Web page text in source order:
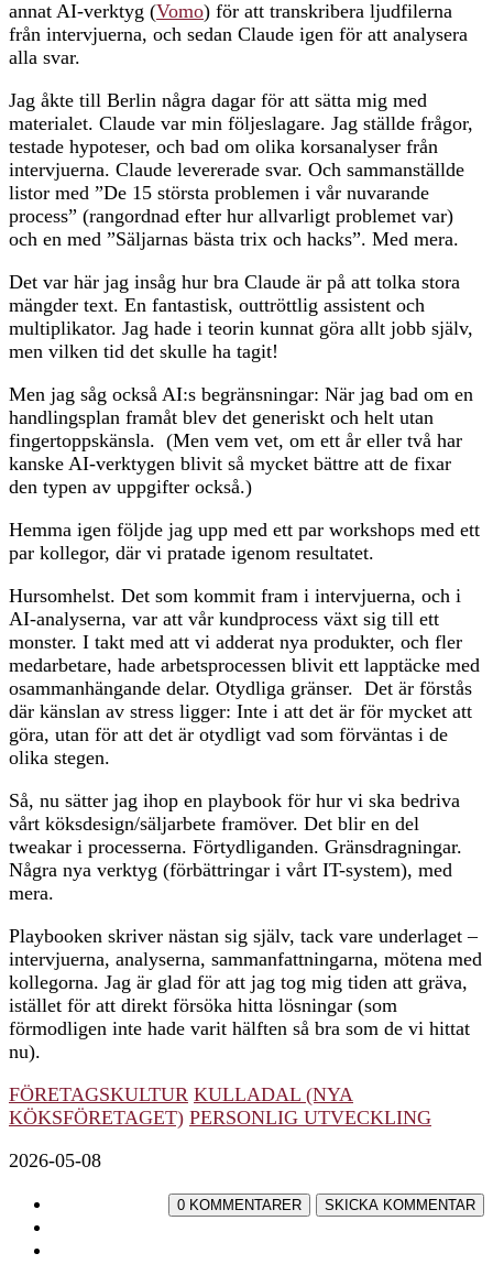
annat AI-verktyg (Vomo) för att transkribera ljudfilerna
från intervjuerna, och sedan Claude igen för att analysera
alla svar.
Jag åkte till Berlin några dagar för att sätta mig med
materialet. Claude var min följeslagare. Jag ställde frågor,
testade hypoteser, och bad om olika korsanalyser från
intervjuerna. Claude levererade svar. Och sammanställde
listor med ”De 15 största problemen i vår nuvarande
process” (rangordnad efter hur allvarligt problemet var)
och en med ”Säljarnas bästa trix och hacks”. Med mera.
Det var här jag insåg hur bra Claude är på att tolka stora
mängder text. En fantastisk, outtröttlig assistent och
multiplikator. Jag hade i teorin kunnat göra allt jobb själv,
men vilken tid det skulle ha tagit!
Men jag såg också AI:s begränsningar: När jag bad om en
handlingsplan framåt blev det generiskt och helt utan
fingertoppskänsla. (Men vem vet, om ett år eller två har
kanske AI-verktygen blivit så mycket bättre att de fixar
den typen av uppgifter också.)
Hemma igen följde jag upp med ett par workshops med ett
par kollegor, där vi pratade igenom resultatet.
Hursomhelst. Det som kommit fram i intervjuerna, och i
AI-analyserna, var att vår kundprocess växt sig till ett
monster. I takt med att vi adderat nya produkter, och fler
medarbetare, hade arbetsprocessen blivit ett lapptäcke med
osammanhängande delar. Otydliga gränser. Det är förstås
där känslan av stress ligger: Inte i att det är för mycket att
göra, utan för att det är otydligt vad som förväntas i de
olika stegen.
Så, nu sätter jag ihop en playbook för hur vi ska bedriva
vårt köksdesign/säljarbete framöver. Det blir en del
tweakar i processerna. Förtydliganden. Gränsdragningar.
Några nya verktyg (förbättringar i vårt IT-system), med
mera.
Playbooken skriver nästan sig själv, tack vare underlaget –
intervjuerna, analyserna, sammanfattningarna, mötena med
kollegorna. Jag är glad för att jag tog mig tiden att gräva,
istället för att direkt försöka hitta lösningar (som
förmodligen inte hade varit hälften så bra som de vi hittat
nu).
FÖRETAGSKULTUR KULLADAL (NYA
KÖKSFÖRETAGET) PERSONLIG UTVECKLING
2026-05-08